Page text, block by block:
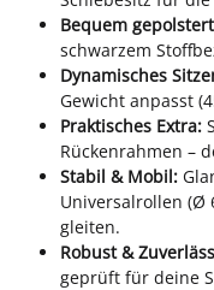
Bequem
schwarzem
Dynamisches
Gewicht anpasst
Praktisches Extra:
Rückenrahmen –
Stabil & Mobil:
Universalrollen (Ø
gleiten.
Robust &
geprüft für deine